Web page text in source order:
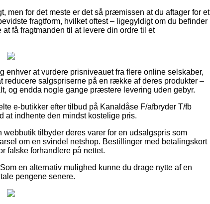
men for det meste er det så præmissen at du aftager for et
fragtform, hvilket oftest – ligegyldigt om du befinder
få fragtmanden til at levere din ordre til et
enhver at vurdere prisniveauet fra flere online selskaber,
salgspriserne på en række af deres produkter –
og endda nogle gange præstere levering uden gebyr.
e-butikker efter tilbud på Kanaldåse F/afbryder T/fb
at indhente den mindst kostelige pris.
tilbyder deres varer for en udsalgspris som
om en svindel netshop. Bestillinger med betalingskort
falske forhandlere på nettet.
en alternativ mulighed kunne du drage nytte af en
pengene senere.